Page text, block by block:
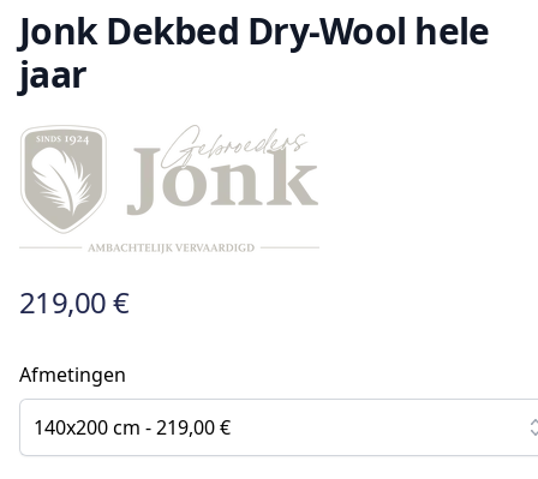
Jonk Dekbed Dry-Wool hele
jaar
219,00 €
Afmetingen
140x200 cm - 219,00 €